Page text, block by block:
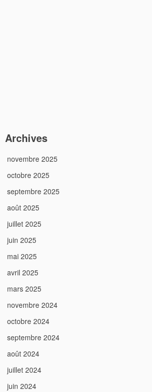
Archives
novembre 2025
octobre 2025
septembre 2025
août 2025
juillet 2025
juin 2025
mai 2025
avril 2025
mars 2025
novembre 2024
octobre 2024
septembre 2024
août 2024
juillet 2024
juin 2024